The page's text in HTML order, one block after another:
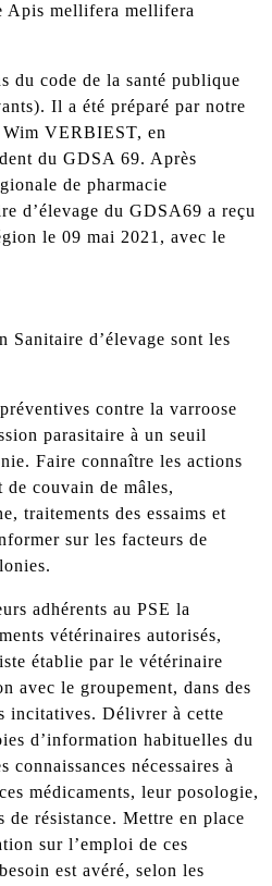
Apis mellifera mellifera
du code de la santé publique
Il a été préparé par notre
VERBIEST, en
du GDSA 69. Après
de pharmacie
d’élevage du GDSA69 a reçu
le 09 mai 2021, avec le
Sanitaire d’élevage sont les
contre la varroose
parasitaire à un seuil
Faire connaître les actions
couvain de mâles,
traitements des essaims et
sur les facteurs de
adhérents au PSE la
vétérinaires autorisés,
établie par le vétérinaire
avec le groupement, dans des
incitatives. Délivrer à cette
d’information habituelles du
connaissances nécessaires à
médicaments, leur posologie,
de résistance. Mettre en place
sur l’emploi de ces
est avéré, selon les